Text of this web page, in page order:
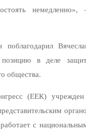
в деле
общества.
(ЕЕК)
с